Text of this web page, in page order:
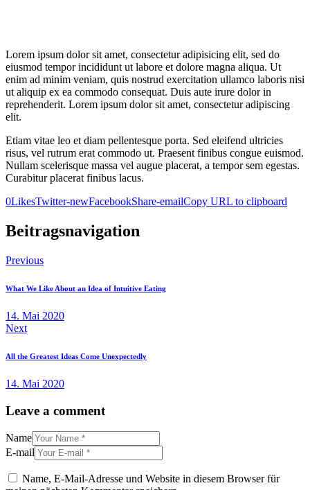
Lorem ipsum dolor sit amet, consectetur adipisicing elit, sed do
eiusmod tempor incididunt ut labore et dolore magna aliqua. Ut
enim ad minim veniam, quis nostrud exercitation ullamco laboris nisi
ut aliquip ex ea commodo consequat. Duis aute irure dolor in
reprehenderit. Lorem ipsum dolor sit amet, consectetur adipiscing
elit.
Etiam vitae leo et diam pellentesque porta. Sed eleifend ultricies
risus, vel rutrum erat commodo ut. Praesent finibus congue euismod.
Nullam scelerisque massa vel augue placerat, a tempor sem egestas.
Curabitur placerat finibus lacus.
0LikesTwitter-newFacebookShare-emailCopy URL to clipboard
Beitragsnavigation
Previous
What We Like About an Idea of Intuitive Eating
14. Mai 2020
Next
All the Greatest Ideas Come Unexpectedly
14. Mai 2020
Leave a comment
Name
E-mail
Name, E-Mail-Adresse und Website in diesem Browser für